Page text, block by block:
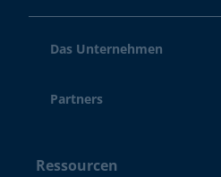
Das Unternehmen
Partners
Ressourcen